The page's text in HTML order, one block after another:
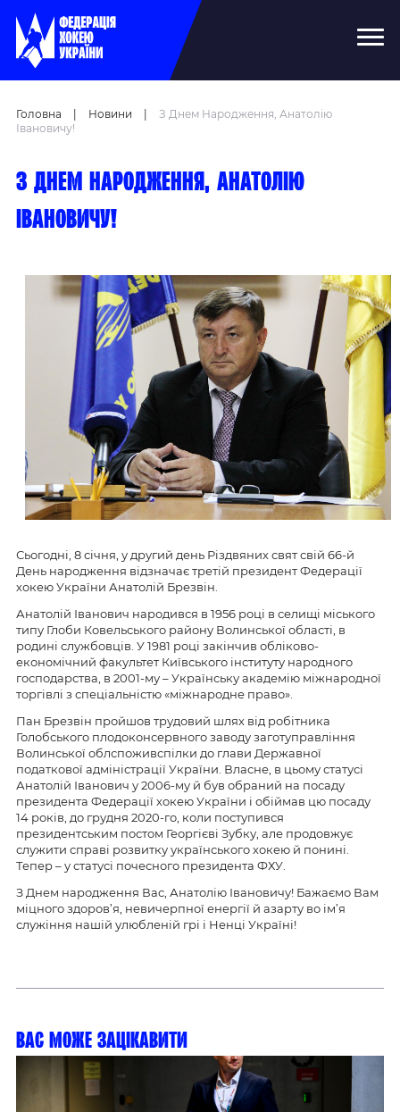
Головна Новини
З Днем Народження, Анатолію
Івановичу!
З Днем народження, Анатолію
Івановичу!
Сьогодні, 8 січня, у другий день Різдвяних свят свій 66-й
День народження відзначає третій президент Федерації
хокею України Анатолій Брезвін.
Анатолій Іванович народився в 1956 році в селищі міського
типу Глоби Ковельського району Волинської області, в
родині службовців. У 1981 році закінчив обліково-
економічний факультет Київського інституту народного
господарства, в 2001-му – Українську академію міжнародної
торгівлі з спеціальністю «міжнародне право».
Пан Брезвін пройшов трудовий шлях від робітника
Голобського плодоконсервного заводу заготуправління
Волинської облспоживспілки до глави Державної
податкової адміністрації України. Власне, в цьому статусі
Анатолій Іванович у 2006-му й був обраний на посаду
президента Федерації хокею України і обіймав цю посаду
14 років, до грудня 2020-го, коли поступився
президентським постом Георгієві Зубку, але продовжує
служити справі розвитку українського хокею й понині.
Тепер – у статусі почесного президента ФХУ.
З Днем народження Вас, Анатолію Івановичу! Бажаємо Вам
міцного здоров’я, невичерпної енергії й азарту во ім’я
служіння нашій улюбленій грі і Ненці Україні!
Вас може зацікавити